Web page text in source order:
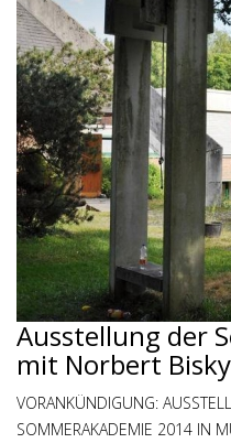
Ausstellung der
mit Norbert
VORANKÜNDIGUNG:
SOMMERAKADEMIE 2014 IN